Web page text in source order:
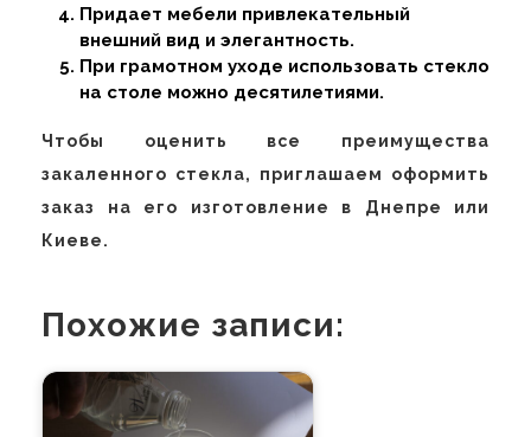
Придает мебели привлекательный
внешний вид и элегантность.
При грамотном уходе использовать стекло
на столе можно десятилетиями.
Чтобы оценить все преимущества
закаленного стекла, приглашаем оформить
заказ на его изготовление в Днепре или
Киеве.
Похожие записи: